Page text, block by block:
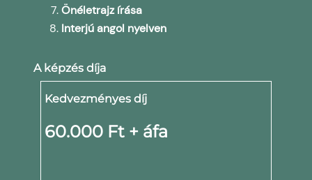
Önéletrajz írása
Interjú angol nyelven
A képzés díja
Kedvezményes díj
60.000 Ft + áfa